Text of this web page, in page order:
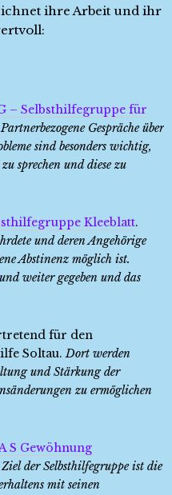
ihre Arbeit und ihr
– Selbsthilfegruppe für
Partnerbezogene Gespräche über
sind besonders wichtig,
sprechen und diese zu
Kleeblatt.
und deren Angehörige
Abstinenz möglich ist.
weiter gegeben und das
für den
Soltau.Dort werden
und Stärkung der
zu ermöglichen
S Gewöhnung
Ziel der Selbsthilfegruppe ist die
mit seinen